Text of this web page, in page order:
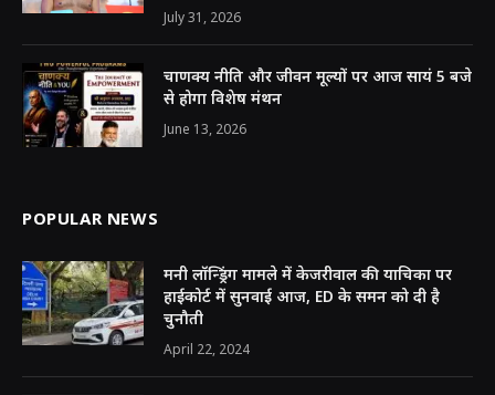
July 31, 2026
चाणक्य नीति और जीवन मूल्यों पर आज सायं 5 बजे
से होगा विशेष मंथन
June 13, 2026
POPULAR NEWS
मनी लॉन्ड्रिंग मामले में केजरीवाल की याचिका पर
हाईकोर्ट में सुनवाई आज, ED के समन को दी है
चुनौती
April 22, 2024